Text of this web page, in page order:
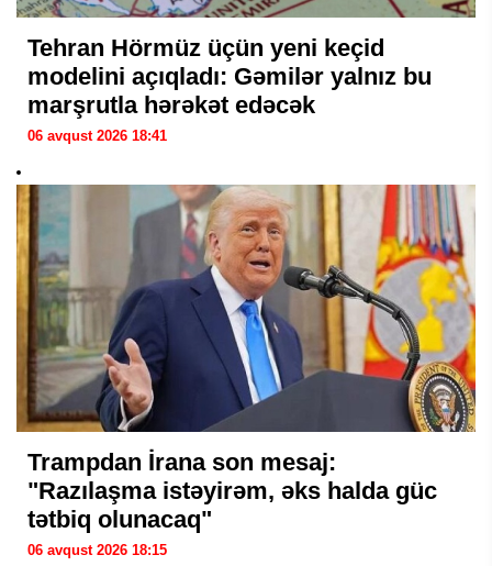
Tehran Hörmüz üçün yeni keçid
modelini açıqladı: Gəmilər yalnız bu
marşrutla hərəkət edəcək
06 avqust 2026 18:41
Trampdan İrana son mesaj:
"Razılaşma istəyirəm, əks halda güc
tətbiq olunacaq"
06 avqust 2026 18:15